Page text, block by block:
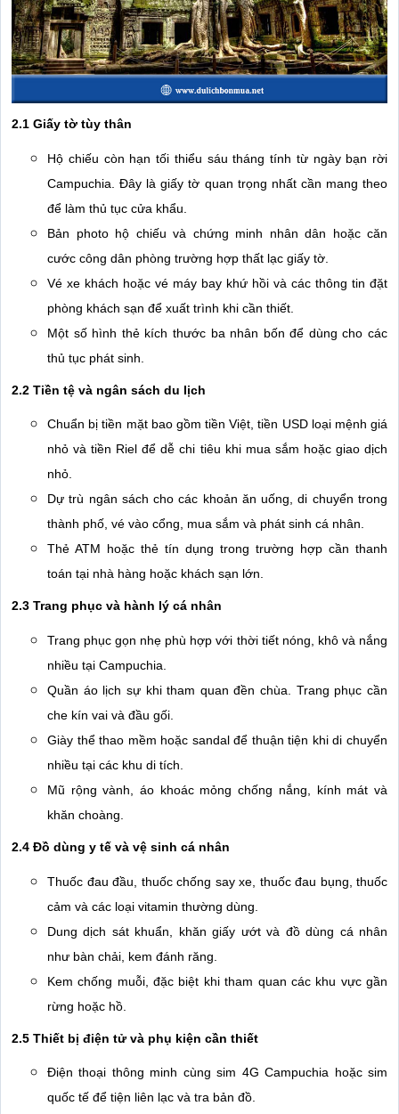
2.1 Giấy tờ tùy thân
Hộ chiếu còn hạn tối thiểu sáu tháng tính từ ngày bạn rời
Campuchia. Đây là giấy tờ quan trọng nhất cần mang theo
để làm thủ tục cửa khẩu.
Bản photo hộ chiếu và chứng minh nhân dân hoặc căn
cước công dân phòng trường hợp thất lạc giấy tờ.
Vé xe khách hoặc vé máy bay khứ hồi và các thông tin đặt
phòng khách sạn để xuất trình khi cần thiết.
Một số hình thẻ kích thước ba nhân bốn để dùng cho các
thủ tục phát sinh.
2.2 Tiền tệ và ngân sách du lịch
Chuẩn bị tiền mặt bao gồm tiền Việt, tiền USD loại mệnh giá
nhỏ và tiền Riel để dễ chi tiêu khi mua sắm hoặc giao dịch
nhỏ.
Dự trù ngân sách cho các khoản ăn uống, di chuyển trong
thành phố, vé vào cổng, mua sắm và phát sinh cá nhân.
Thẻ ATM hoặc thẻ tín dụng trong trường hợp cần thanh
toán tại nhà hàng hoặc khách sạn lớn.
2.3 Trang phục và hành lý cá nhân
Trang phục gọn nhẹ phù hợp với thời tiết nóng, khô và nắng
nhiều tại Campuchia.
Quần áo lịch sự khi tham quan đền chùa. Trang phục cần
che kín vai và đầu gối.
Giày thể thao mềm hoặc sandal để thuận tiện khi di chuyển
nhiều tại các khu di tích.
Mũ rộng vành, áo khoác mỏng chống nắng, kính mát và
khăn choàng.
2.4 Đồ dùng y tế và vệ sinh cá nhân
Thuốc đau đầu, thuốc chống say xe, thuốc đau bụng, thuốc
cảm và các loại vitamin thường dùng.
Dung dịch sát khuẩn, khăn giấy ướt và đồ dùng cá nhân
như bàn chải, kem đánh răng.
Kem chống muỗi, đặc biệt khi tham quan các khu vực gần
rừng hoặc hồ.
2.5 Thiết bị điện tử và phụ kiện cần thiết
Điện thoại thông minh cùng sim 4G Campuchia hoặc sim
quốc tế để tiện liên lạc và tra bản đồ.